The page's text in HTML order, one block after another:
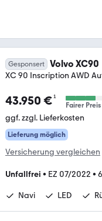
Gesponsert Volvo XC90
XC 90 Inscription AWD
43.950 €¹
Fairer Preis
ggf. zzgl. Lieferkosten
Lieferung möglich
Versicherung vergleichen
Unfallfrei • EZ 07/2022 •
Navi LED